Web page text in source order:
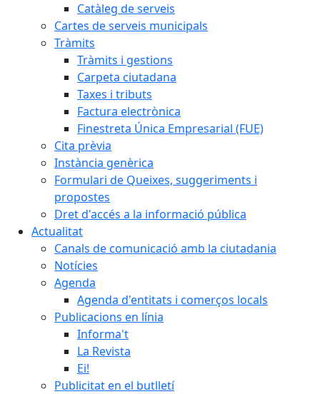
Catàleg de serveis
Cartes de serveis municipals
Tràmits
Tràmits i gestions
Carpeta ciutadana
Taxes i tributs
Factura electrònica
Finestreta Única Empresarial (FUE)
Cita prèvia
Instància genèrica
Formulari de Queixes, suggeriments i
propostes
Dret d'accés a la informació pública
Actualitat
Canals de comunicació amb la ciutadania
Notícies
Agenda
Agenda d'entitats i comerços locals
Publicacions en línia
Informa't
La Revista
Ei!
Publicitat en el butlletí